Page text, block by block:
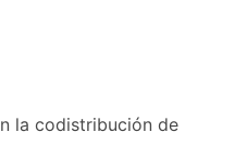
la codistribución de